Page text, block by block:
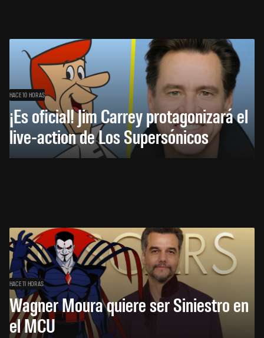
HACE 10 HORAS
¡Es oficial! Jim Carrey protagonizará el
live-action de Los Supersónicos
HACE 11 HORAS
Wagner Moura quiere ser Siniestro en
el MCU